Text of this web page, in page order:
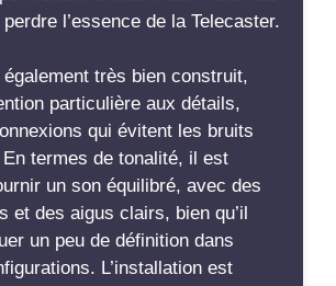
le son.
Little ’59 est un excellent choix
cherchent à améliorer la sonorité
sans en altérer le caractère.
belle puissance et une palette
ce qui le rend très adapté à une
scène ou en studio. Je le
à quiconque souhaite
de fouet à sa guitare.